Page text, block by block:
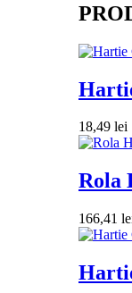
18,49 lei
Rola
166,41